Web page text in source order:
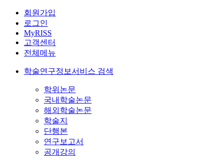
회원가입
로그인
MyRISS
고객센터
전체메뉴
학술연구정보서비스 검색
학위논문
국내학술논문
해외학술논문
학술지
단행본
연구보고서
공개강의